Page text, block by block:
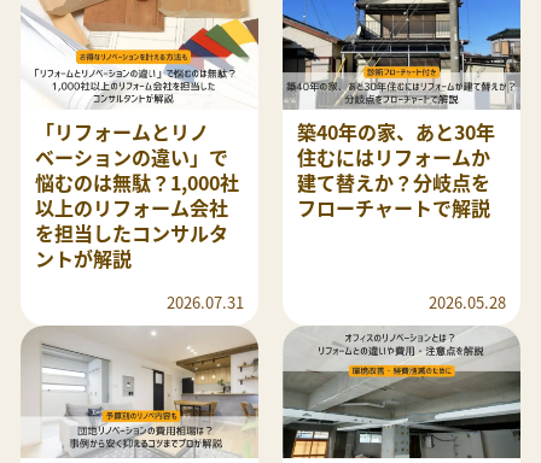
「リフォームとリノ
ベーションの違い」で
悩むのは無駄？1,000社
以上のリフォーム会社
を担当したコンサルタ
ントが解説
2026.07.31
築40年の家、あと30年
住むにはリフォームか
建て替えか？分岐点を
フローチャートで解説
2026.05.28